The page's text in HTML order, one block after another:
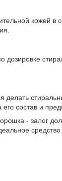
кожей
дозировке
делать
состав и
- залог